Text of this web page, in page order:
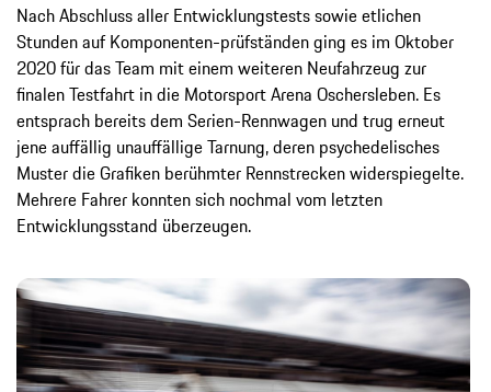
Nach Abschluss aller Entwicklungstests sowie etlichen
Stunden auf Komponenten-prüfständen ging es im Oktober
2020 für das Team mit einem weiteren Neufahrzeug zur
finalen Testfahrt in die Motorsport Arena Oschersleben. Es
entsprach bereits dem Serien-Rennwagen und trug erneut
jene auffällig unauffällige Tarnung, deren psychedelisches
Muster die Grafiken berühmter Rennstrecken widerspiegelte.
Mehrere Fahrer konnten sich nochmal vom letzten
Entwicklungsstand überzeugen.